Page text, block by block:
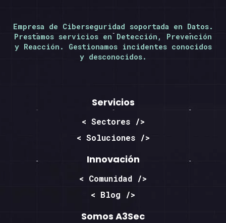
Empresa de Ciberseguridad soportada en Datos.
Prestamos servicios en Detección, Prevención
y Reacción. Gestionamos incidentes conocidos
y desconocidos.
Servicios
< Sectores />
< Soluciones />
Innovación
< Comunidad />
< Blog />
Somos A3Sec